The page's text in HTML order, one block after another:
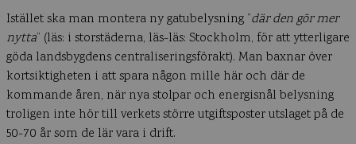
Istället ska man montera ny gatubelysning ”där den gör mer
nytta” (läs: i storstäderna, läs-läs: Stockholm, för att ytterligare
göda landsbygdens centraliseringsförakt). Man baxnar över
kortsiktigheten i att spara någon mille här och där de
kommande åren, när nya stolpar och energisnål belysning
troligen inte hör till verkets större utgiftsposter utslaget på de
50-70 år som de lär vara i drift.